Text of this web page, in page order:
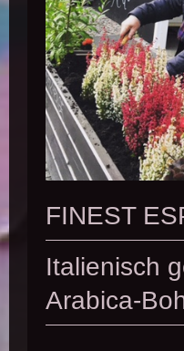
FINEST
Italienisch
Arabica-